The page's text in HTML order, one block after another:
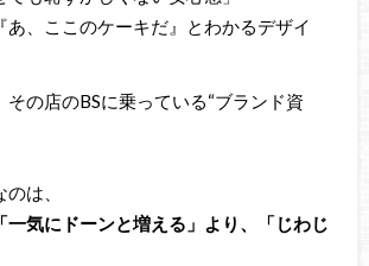
あ、ここのケーキだ』とわかるデザイ
その店のBSに乗っている“ブランド資
は、
一気にドーンと増える」より、「じわじ